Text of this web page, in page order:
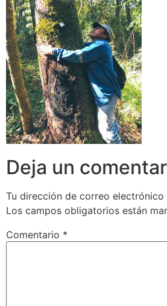
Deja un
Tu dirección de correo electrónico
Los campos obligatorios están
Comentario *